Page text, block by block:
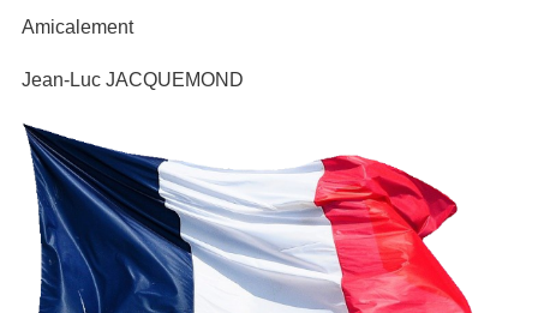
Amicalement
Jean-Luc JACQUEMOND
Image